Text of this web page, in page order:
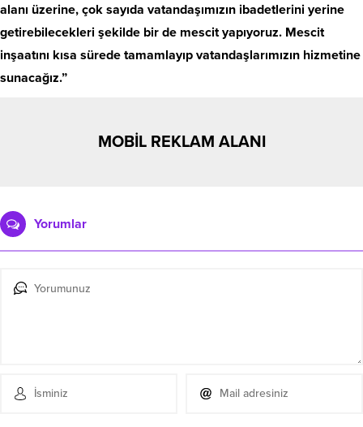
alanı üzerine, çok sayıda vatandaşımızın ibadetlerini yerine
getirebilecekleri şekilde bir de mescit yapıyoruz. Mescit
inşaatını kısa sürede tamamlayıp vatandaşlarımızın hizmetine
sunacağız.”
MOBİL REKLAM ALANI
Yorumlar